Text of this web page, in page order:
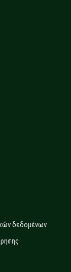
δεδομένων